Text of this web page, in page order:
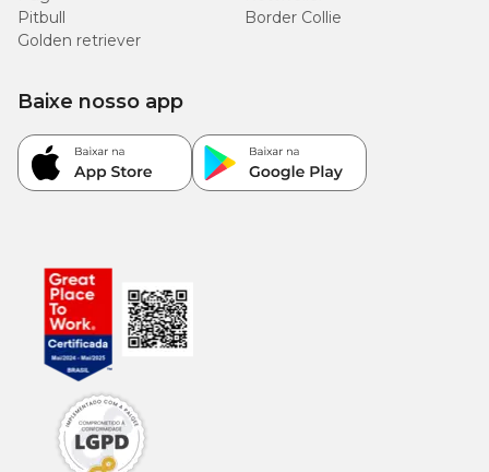
Pitbull
Border Collie
Golden retriever
Baixe nosso app